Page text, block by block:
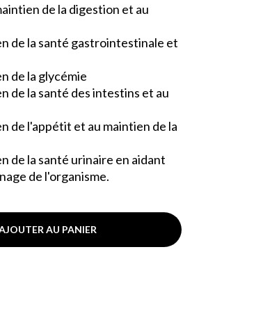
de la digestion et au
de la santé gastrointestinale et
de la glycémie
de la santé des intestins et au
de l'appétit et au maintien de la
de la santé urinaire en aidant
de l'organisme.
AU PANIER